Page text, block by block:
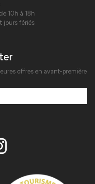
10h à 18h
jours fériés
offres en avant-première